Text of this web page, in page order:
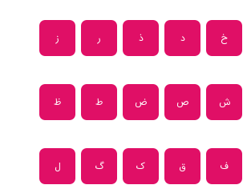
خ د ذ ر ز
ش ص ض ط ظ
ف ق ک گ ل